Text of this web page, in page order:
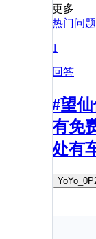
更多
热门问题
1
回答
#望
有免
处有